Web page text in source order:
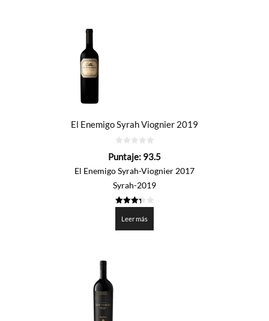
El Enemigo Syrah Viognier 2019
de
Puntaje: 93.5
El Enemigo Syrah-Viognier 2017
Syrah-2019
de 5
Leer más